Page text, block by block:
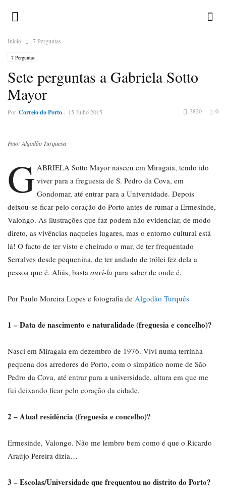
Inicio 7 Perguntas
7 Perguntas
Sete perguntas a Gabriela Sotto
Mayor
Por Correio do Porto- 15 Julho 2015 0
3820
Foto: Algodão Turquesa
G ABRIELA Sotto Mayor nasceu em Miragaia, tendo ido
viver para a freguesia de S. Pedro da Cova, em
Gondomar, até entrar para a Universidade. Depois
deixou-se ficar pelo coração do Porto antes de rumar a Ermesinde,
Valongo. As ilustrações que faz podem não evidenciar, de modo
direto, as vivências naqueles lugares, mas o entorno cultural está
lá! O facto de ter visto e cheirado o mar, de ter frequentado
Serralves desde pequenina, de ter andado de trólei fez dela a
pessoa que é. Aliás, basta ouvi-la para saber de onde é.
Por Paulo Moreira Lopes e fotografia de Algodão Turquês
1 – Data de nascimento e naturalidade (freguesia e concelho)?
Nasci em Miragaia em dezembro de 1976. Vivi numa terrinha
pequena dos arredores do Porto, com o simpático nome de São
Pedro da Cova, até entrar para a universidade, altura em que me
fui deixando ficar pelo coração da cidade.
2 – Atual residência (freguesia e concelho)?
Ermesinde, Valongo. Não me lembro bem como é que o Ricardo
Araújo Pereira dizia…
3 – Escolas/Universidade que frequentou no distrito do Porto?